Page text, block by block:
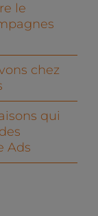
le
chez
qui
Ads